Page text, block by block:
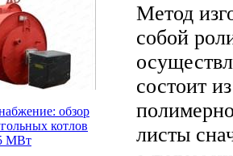
обзор
котлов
МВт
Метод
собой
состоит
листы